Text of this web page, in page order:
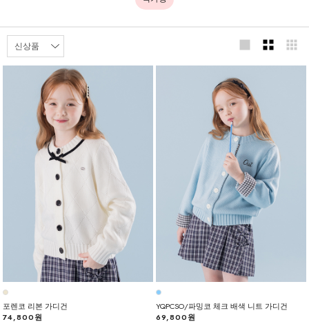
포렌코 리본 가디건
74,800원
YQPCSO/파밍코 체크 배색 니트 가디건
69,800원